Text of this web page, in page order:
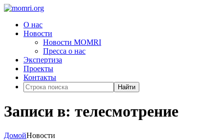
О нас
Новости
Новости MOMRI
Пресса о нас
Экспертиза
Проекты
Контакты
Найти
Записи в: телесмотрение
ДомойНовости